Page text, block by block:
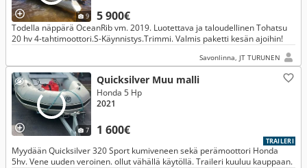
9 5 900€
Todella näppärä OceanRib vm. 2019. Luotettava ja taloudellinen Tohatsu
20 hv 4-tahtimoottori.S-Käynnistys.Trimmi. Valmis paketti kesän ajoihin!
Savonlinna, JT TURUNEN
7
Quicksilver Muu malli
1 600€
Honda 5 Hp
2021
TRAILERI
Myydään Quicksilver 320 Sport kumiveneen sekä perämoottori Honda
5hv. Vene uuden veroinen. ollut vähällä käytöllä. Traileri kuuluu kauppaan.